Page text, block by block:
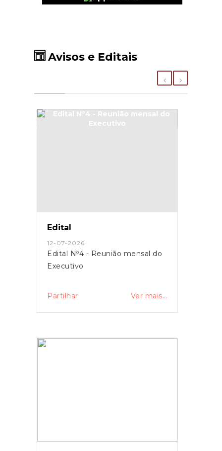
Avisos e Editais
Edital
12-07-2026
Edital Nº4 - Reunião mensal do
Executivo
Partilhar Ver mais...